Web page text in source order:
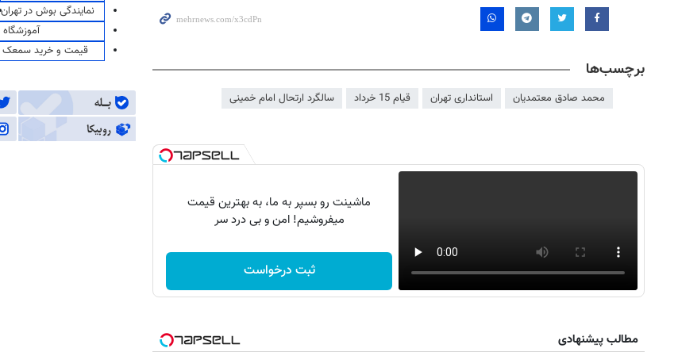
برچسب‌ها
محمد صادق معتمدیان استانداری تهران قیام 15 خرداد سالگرد ارتحال امام خمینی
ماشینت رو بسپر به ما، به بهترین قیمت
میفروشیم! امن و بی درد سر
ثبت درخواست
مطالب پیشنهادی
نمایندگی بوش در تهران
قیمت و خرید سمعک